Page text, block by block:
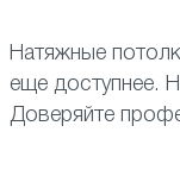
Натяжные
еще доступнее.
Доверяйте